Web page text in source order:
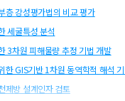
층 강성평가법의 비교 평가
세굴특성 분석
3차원 피해물량 추정 기법 개발
한 GIS기반 1차원 동역학적 해석
제방 설계인자 검토